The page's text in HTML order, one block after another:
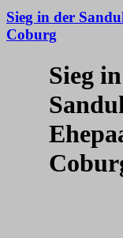
Sieg in der
Coburg
Sieg